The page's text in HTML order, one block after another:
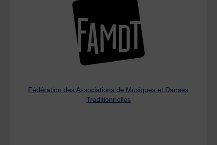
Fédération des Associations de Musiques et Danses
Traditionnelles